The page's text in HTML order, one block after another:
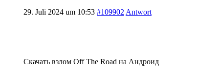
29. Juli 2024 um 10:53 #109902 Antwort
Скачать взлом Off The Road на Андроид